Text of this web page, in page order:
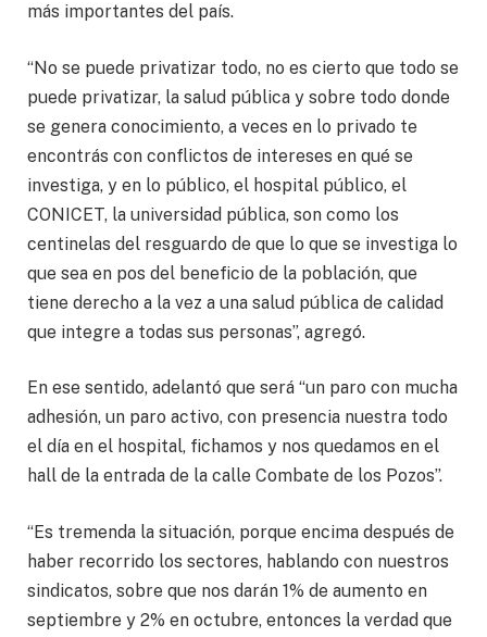
más importantes del país.
“No se puede privatizar todo, no es cierto que todo se
puede privatizar, la salud pública y sobre todo donde
se genera conocimiento, a veces en lo privado te
encontrás con conflictos de intereses en qué se
investiga, y en lo público, el hospital público, el
CONICET, la universidad pública, son como los
centinelas del resguardo de que lo que se investiga lo
que sea en pos del beneficio de la población, que
tiene derecho a la vez a una salud pública de calidad
que integre a todas sus personas”, agregó.
En ese sentido, adelantó que será “un paro con mucha
adhesión, un paro activo, con presencia nuestra todo
el día en el hospital, fichamos y nos quedamos en el
hall de la entrada de la calle Combate de los Pozos”.
“Es tremenda la situación, porque encima después de
haber recorrido los sectores, hablando con nuestros
sindicatos, sobre que nos darán 1% de aumento en
septiembre y 2% en octubre, entonces la verdad que